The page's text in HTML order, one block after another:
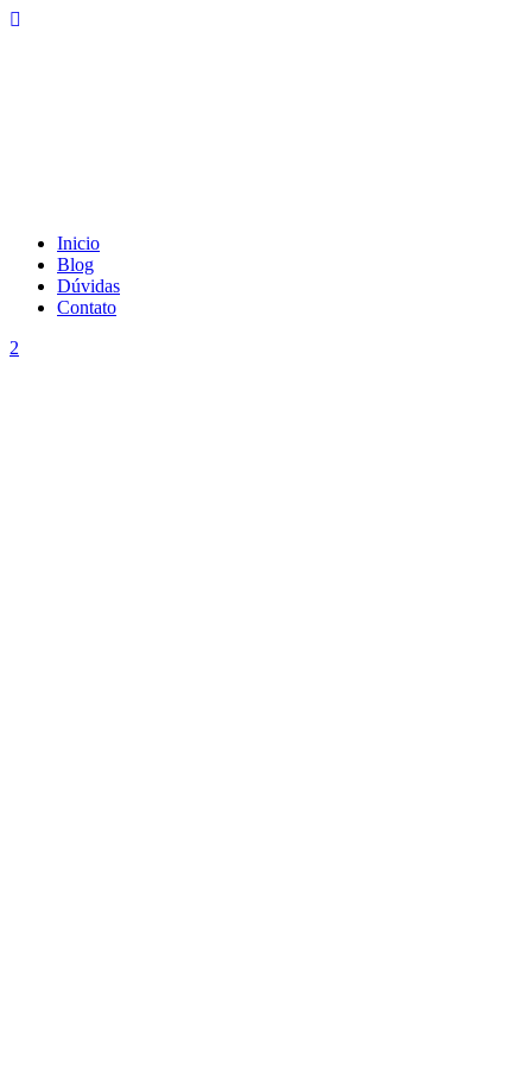
Inicio
Blog
Dúvidas
Contato